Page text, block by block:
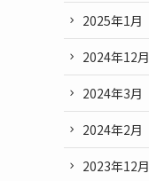
2025年1月
2024年12月
2024年3月
2024年2月
2023年12月